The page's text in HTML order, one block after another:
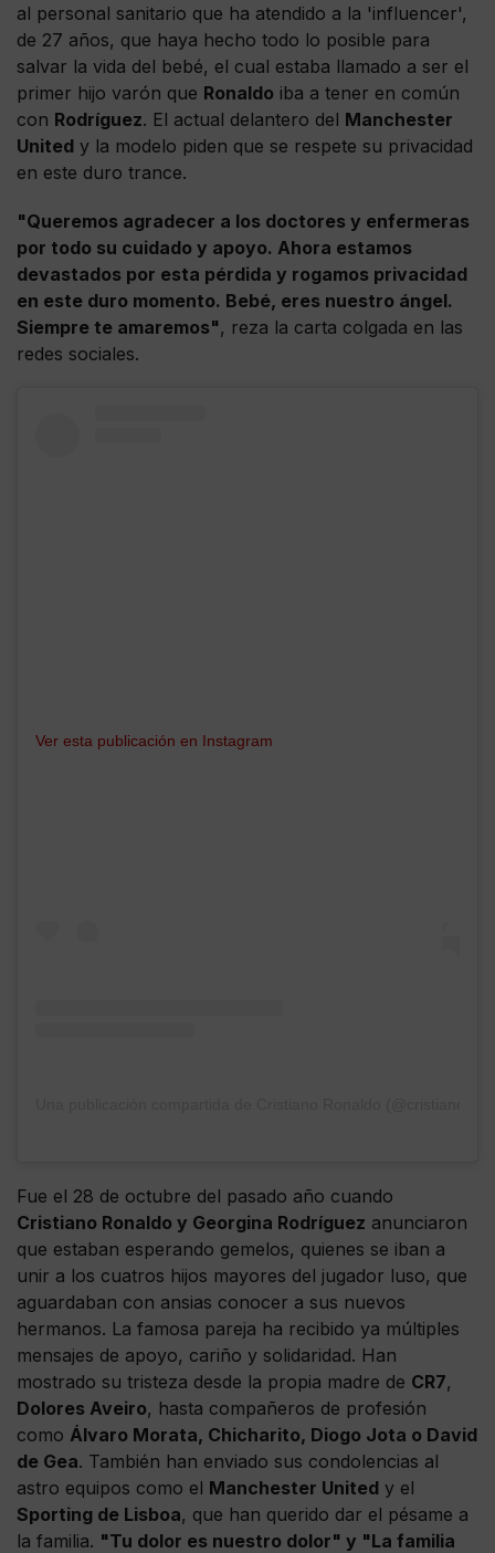
al personal sanitario que ha atendido a la 'influencer',
de 27 años, que haya hecho todo lo posible para
salvar la vida del bebé, el cual estaba llamado a ser el
primer hijo varón que Ronaldo iba a tener en común
con Rodríguez. El actual delantero del Manchester
United y la modelo piden que se respete su privacidad
en este duro trance.
"Queremos agradecer a los doctores y enfermeras
por todo su cuidado y apoyo. Ahora estamos
devastados por esta pérdida y rogamos privacidad
en este duro momento. Bebé, eres nuestro ángel.
Siempre te amaremos", reza la carta colgada en las
redes sociales.
Ver esta publicación en Instagram
Fue el 28 de octubre del pasado año cuando
Cristiano Ronaldo y Georgina Rodríguez anunciaron
que estaban esperando gemelos, quienes se iban a
unir a los cuatros hijos mayores del jugador luso, que
aguardaban con ansias conocer a sus nuevos
hermanos. La famosa pareja ha recibido ya múltiples
mensajes de apoyo, cariño y solidaridad. Han
mostrado su tristeza desde la propia madre de CR7,
Dolores Aveiro, hasta compañeros de profesión
como Álvaro Morata, Chicharito, Diogo Jota o David
de Gea. También han enviado sus condolencias al
astro equipos como el Manchester United y el
Sporting de Lisboa, que han querido dar el pésame a
la familia. "Tu dolor es nuestro dolor" y "La familia